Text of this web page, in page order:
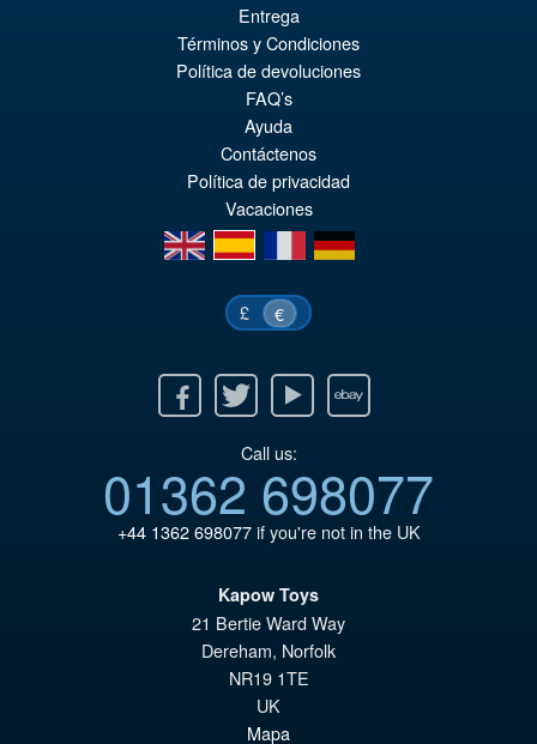
AÑADIR AL CARRITO
Entrega
Términos y Condiciones
Política de devoluciones
FAQ’s
Ayuda
Contáctenos
Política de privacidad
Vacaciones
en
es fr de
£ €
Twitter Youtube Ebay
Call us:
01362 698077
+44 1362 698077if you're not in the UK
Kapow Toys
21 Bertie Ward Way
Dereham, Norfolk
NR19 1TE
UK
Mapa